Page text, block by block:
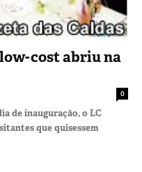
cost abriu na
0
de inauguração, o LC
que quisessem